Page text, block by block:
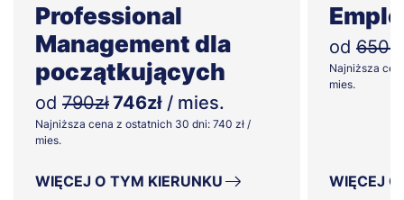
Professional
Management dla
początkujących
od 790zł746zł / mies.
Najniższa cena z ostatnich 30 dni: 740 zł /
mies.
WIĘCEJ O TYM KIERUNKU
od 650zł
Najniższa
mies.
WIĘCEJ